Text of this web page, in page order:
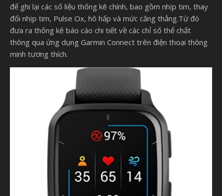
để ghi lại các số liệu thống kê chính, bao gồm nhịp tim, thay
đổi nhịp tim, Pulse Ox, hô hấp và mức căng thẳng.Từ đó
đưa ra thống kê báo cáo chi tiết về các chỉ số thể chất
thông qua ứng dụng Garmin Connect trên điện thoại thông
minh tương thích.